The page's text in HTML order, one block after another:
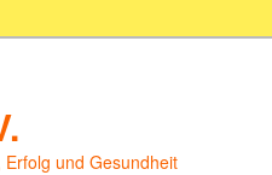
Erfolg und Gesundheit